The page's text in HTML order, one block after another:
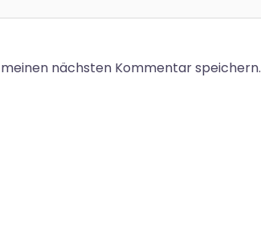
nächsten Kommentar speichern.